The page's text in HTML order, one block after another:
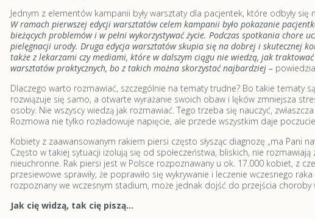
Jednym z elementów kampanii były warsztaty dla pacjentek, które odbyły się
W ramach pierwszej edycji warsztatów celem kampanii było pokazanie
bieżących problemów i w pełni wykorzystywać życie. Podczas spotkania chore
pielęgnacji urody. Druga edycja warsztatów skupia się na dobrej i skutecznej
także z lekarzami czy mediami, które w dalszym ciągu nie wiedzą, jak
warsztatów praktycznych, bo z takich można skorzystać najbardziej –
Dlaczego warto rozmawiać, szczególnie na tematy trudne? Bo takie tematy
rozwiązuje się samo, a otwarte wyrażanie swoich obaw i lęków zmniejsza
osoby. Nie wszyscy wiedzą jak rozmawiać. Tego trzeba się nauczyć,
Rozmowa nie tylko rozładowuje napięcie, ale przede wszystkim daje
Kobiety z zaawansowanym rakiem piersi często słysząc diagnozę „ma Pani
Często w takiej sytuacji izolują się od społeczeństwa, bliskich, nie
nieuchronne. Rak piersi jest w Polsce rozpoznawany u ok. 17.000 kobiet, z
przesiewowe sprawiły, że poprawiło się wykrywanie i leczenie wczesnego
rozpoznany we wczesnym stadium, może jednak dojść do przejścia choroby
Jak cię widzą, tak cię piszą…